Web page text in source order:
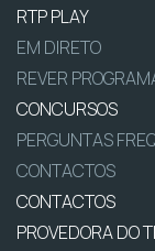
RTP PLAY
EM DIRETO
REVER
CONCURSOS
PERGUNTAS
CONTACTOS
CONTACTOS
PROVEDORA DO